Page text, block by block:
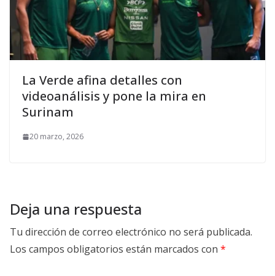
La Verde afina detalles con
videoanálisis y pone la mira en
Surinam
20 marzo, 2026
Deja una respuesta
Tu dirección de correo electrónico no será publicada.
Los campos obligatorios están marcados con *